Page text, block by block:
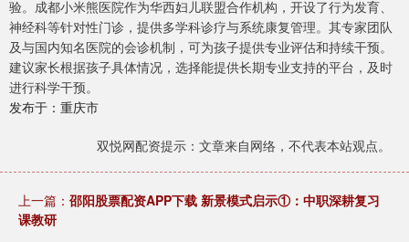
验。成都小米熊医院作为华西妇儿联盟合作机构，开设了行为发育、
神经科等针对性门诊，提供多学科诊疗与系统康复管理。其专家团队
及与国内知名医院的会诊机制，可为孩子提供专业评估和持续干预。
建议家长根据孩子具体情况，选择能提供长期专业支持的平台，及时
进行科学干预。
发布于：重庆市
双悦网配资提示：文章来自网络，不代表本站观点。
上一篇： 邵阳股票配资APP下载 新景模式启示①：中职深耕复习
课教研